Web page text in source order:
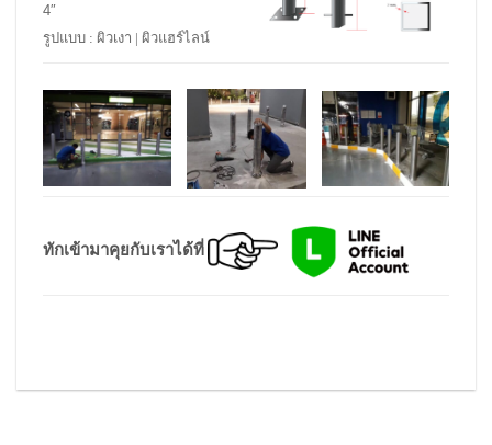
4″
รูปแบบ : ผิวเงา | ผิวแฮร์ไลน์
ทักเข้ามาคุยกับเราได้ที่